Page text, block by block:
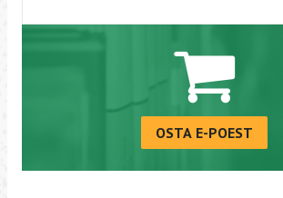
OSTA E-POEST